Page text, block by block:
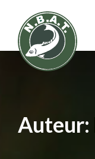
Auteur: